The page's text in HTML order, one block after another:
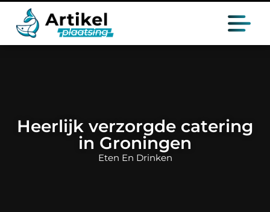
Heerlijk verzorgde catering
in Groningen
Eten En Drinken